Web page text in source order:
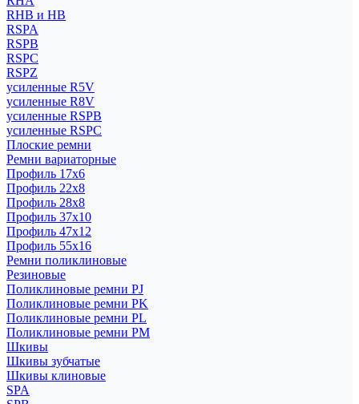
RHB и HB
RSPA
RSPB
RSPC
RSPZ
усиленные R5V
усиленные R8V
усиленные RSPB
усиленные RSPC
Плоские ремни
Ремни вариаторные
Профиль 17x6
Профиль 22x8
Профиль 28x8
Профиль 37x10
Профиль 47x12
Профиль 55x16
Ремни поликлиновые
Резиновые
Поликлиновые ремни PJ
Поликлиновые ремни PK
Поликлиновые ремни PL
Поликлиновые ремни PM
Шкивы
Шкивы зубчатые
Шкивы клиновые
SPA